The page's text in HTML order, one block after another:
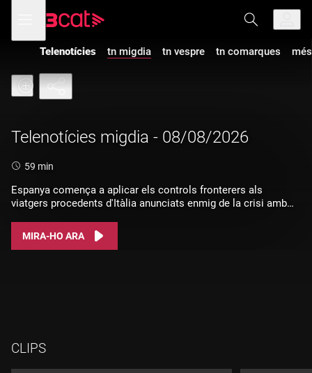
navegació
menú
de
Telenotícies tn migdia tn vespre tn comarques
Telenotícies migdia - 08/08/2026
Durada:
59 min
Espanya comença a aplicar els controls fronterers als
viatgers procedents d'Itàlia anunciats enmig de la crisi amb
MIRA-HO ARA
CLIPS